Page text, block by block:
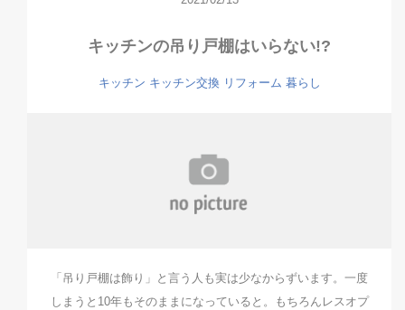
キッチンの吊り戸棚はいらない!?
キッチン キッチン交換 リフォーム 暮らし
「吊り戸棚は飾り」と言う人も実は少なからずいます。一度
しまうと10年もそのままになっていると。もちろんレスオプ